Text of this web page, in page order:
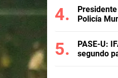
Policía
PASE-U:
segundo